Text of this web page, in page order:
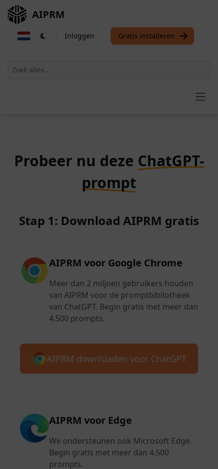
AIPRM
Inloggen Gratis installeren
Probeer nu deze ChatGPT-
prompt
Stap 1: Download AIPRM gratis
AIPRM voor Google Chrome
Meer dan 2 miljoen gebruikers houden
van AIPRM voor de promptbibliotheek
van ChatGPT. Begin gratis met meer dan
4.500 prompts.
AIPRM downloaden voor ChatGPT
AIPRM voor Edge
We ondersteunen ook Microsoft Edge.
Begin gratis met meer dan 4.500
prompts.